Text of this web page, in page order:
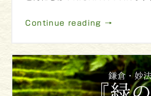
Continue reading →